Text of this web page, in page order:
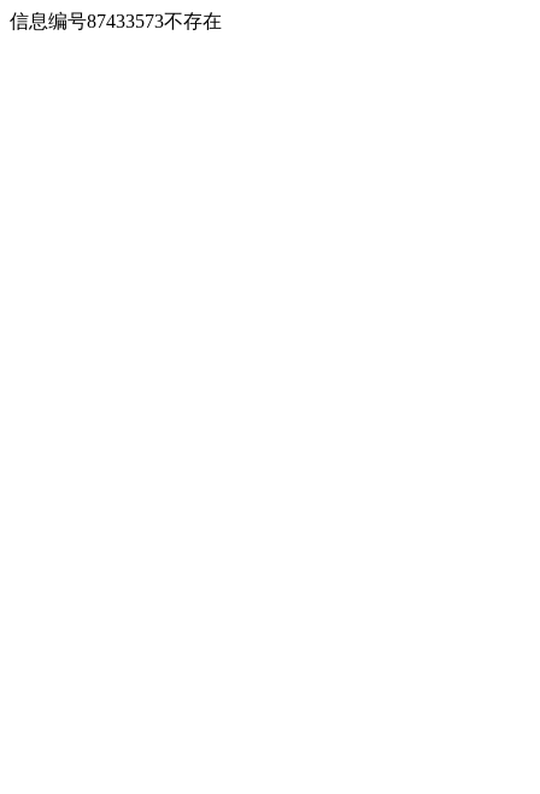
信息编号87433573不存在